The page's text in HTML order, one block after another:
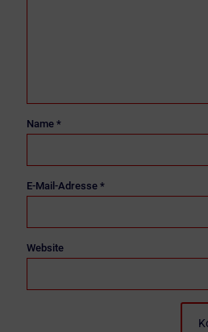
Name *
E-Mail-Adresse *
Website